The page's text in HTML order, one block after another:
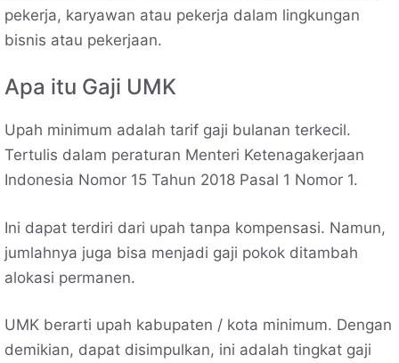
pekerja, karyawan atau pekerja dalam lingkungan
bisnis atau pekerjaan.
Apa itu Gaji UMK
Upah minimum adalah tarif gaji bulanan terkecil.
Tertulis dalam peraturan Menteri Ketenagakerjaan
Indonesia Nomor 15 Tahun 2018 Pasal 1 Nomor 1.
Ini dapat terdiri dari upah tanpa kompensasi. Namun,
jumlahnya juga bisa menjadi gaji pokok ditambah
alokasi permanen.
UMK berarti upah kabupaten / kota minimum. Dengan
demikian, dapat disimpulkan, ini adalah tingkat gaji